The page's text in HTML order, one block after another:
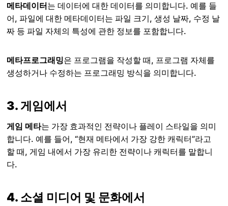
메타데이터는 데이터에 대한 데이터를 의미합니다. 예를 들
어, 파일에 대한 메타데이터는 파일 크기, 생성 날짜, 수정 날
짜 등 파일 자체의 특성에 관한 정보를 포함합니다.
메타프로그래밍은 프로그램을 작성할 때, 프로그램 자체를
생성하거나 수정하는 프로그래밍 방식을 의미합니다.
3. 게임에서
게임 메타는 가장 효과적인 전략이나 플레이 스타일을 의미
합니다. 예를 들어, “현재 메타에서 가장 강한 캐릭터”라고
할 때, 게임 내에서 가장 유리한 전략이나 캐릭터를 말합니
다.
4. 소셜 미디어 및 문화에서